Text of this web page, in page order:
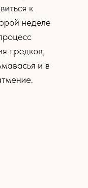
к
неделе
предков,
и в